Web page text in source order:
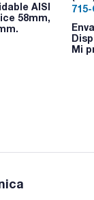
AISI
58mm,
Mi